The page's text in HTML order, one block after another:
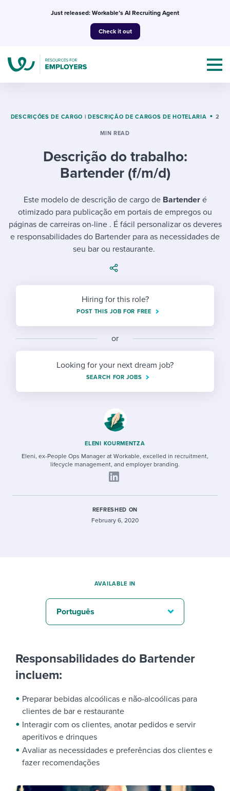
Just released: Workable’s AI Recruiting Agent
Check it out
Mobilizing AI in my work
Evaluating candidates
Developing & retaining people
Ensuring compliance
Finding and attracting people
Establishing an employer brand
Digitizing work processes
Candidate/employee experiences
Templates & Guides
I WANT...
Job description templates
Onboarding checklists
Step-by-step tutorials
HR terms
Workable Academy
I WANT TO LEARN ABOUT...
Applying for a job
Pay & benefits
Overall career resources
Attend webinars & events
Workable customer stories
DESCRIÇÕES DE CARGO | DESCRIÇÃO DE CARGOS DE HOTELARIA 2
MIN READ
Descrição do trabalho:
Bartender (f/m/d)
Este modelo de descrição de cargo deBartenderé
otimizado para publicação em portais de empregos ou
páginas de carreiras on-line . É fácil personalizar os deveres
e responsabilidades do Bartender para as necessidades de
seu bar ou restaurante.
Hiring for this role?
POST THIS JOB FOR FREE
or
Looking for your next dream job?
SEARCH FOR JOBS
ELENI KOURMENTZA
Eleni, ex-People Ops Manager at Workable, excelled in recruitment,
lifecycle management, and employer branding.
REFRESHED ON
February 6, 2020
Responsabilidades do Bartender
incluem:
Preparar bebidas alcoólicas e não-alcoólicas para
clientes de bar e restaurante
Interagir com os clientes, anotar pedidos e servir
aperitivos e drinques
Avaliar as necessidades e preferências dos clientes e
fazer recomendações
AVAILABLE IN
Português